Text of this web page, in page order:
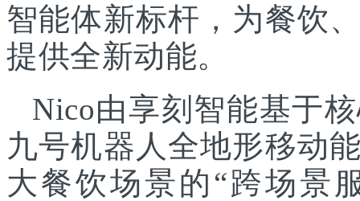
智能体新标杆，为餐饮
提供全新动能。
Nico由享刻智能基于
九号机器人全地形移动
大餐饮场景的“跨场景